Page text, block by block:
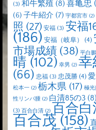
(3) 和牛繁殖 (8) 喜亀忠
(6) 子牛紹介 (7) 宇都宮市 (2)
照 (27) 安福 (3) 安福
(186) 安福（岐阜） (4)
市場成績 (38) 平白鵬
晴 (102) 幸男 (2) 幸
(66) 忠福 (3) 忠茂勝 (4)
松本一 (2) 栃木県 (17) 極光
性リンパ腫 (2) 白清85の3 (8)
(3) 百合白清 (2) 百合白
百合茂 (158)